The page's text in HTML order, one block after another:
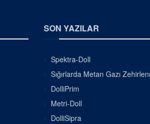
SON YAZILAR
Spektra-Doll
Sığırlarda Metan Gazı
DolliPrim
Metri-Doll
DolliSipra